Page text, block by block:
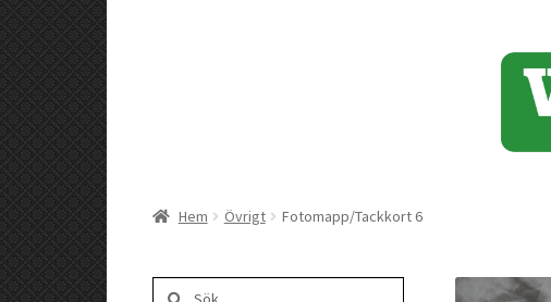
Hem Övrigt Fotomapp/Tackkort 6
Sök